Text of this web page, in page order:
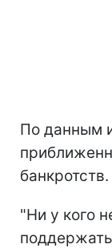
По данным
банкротств.
"Ни у кого